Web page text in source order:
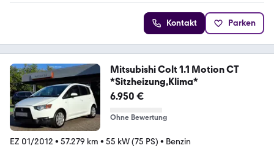
Kontakt Parken
Mitsubishi Colt 1.1 Motion CT
*Sitzheizung,Klima*
6.950 €
Ohne Bewertung
EZ 01/2012 • 57.279 km • 55 kW (75 PS) • Benzin